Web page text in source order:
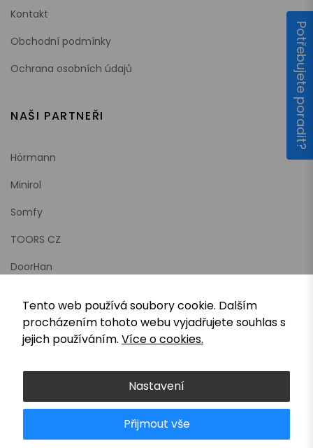
Potřebujete poradit?
Kontakt
Obchodní podmínky
Ochrana osobních údajů
NAŠI PARTNEŘI
Hörmann
Minirol
Somfy
TOORS CZ
DoorHan
F & L brány
JT Motors
Dostupnost v okolí: Ústí nad Orlicí, Letohrad, Žamberk,
Vamberk, Rychnov nad Kněžnou, Kostelec nad Orlicí,
Tento web používá soubory cookie. Dalším
procházením tohoto webu vyjadřujete souhlas s
jejich používáním. Více o cookies.
Nastavení
Přijmout vše